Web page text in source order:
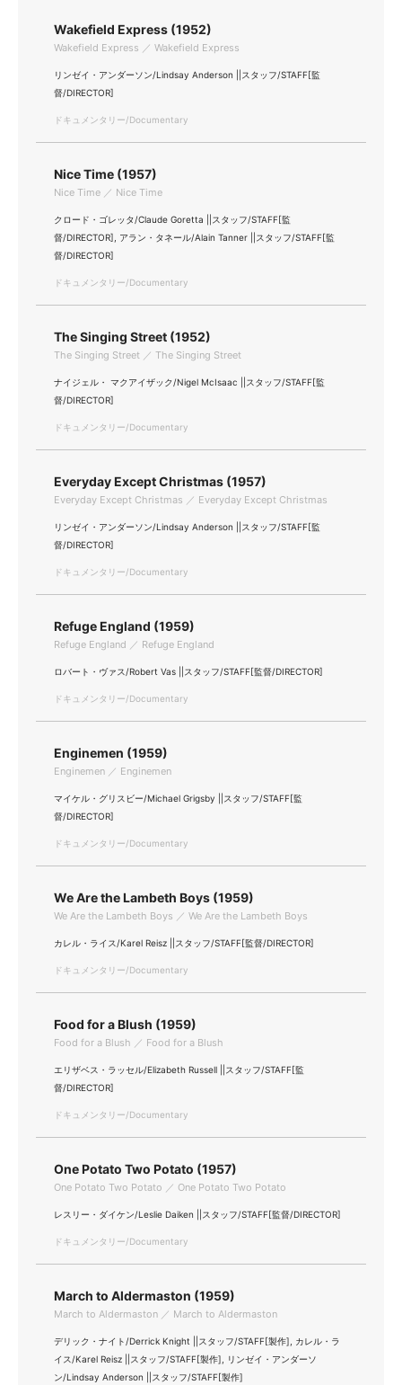
Wakefield Express (1952)
Wakefield Express ／ Wakefield Express
リンゼイ・アンダーソン/Lindsay Anderson ||スタッフ/STAFF[監
督/DIRECTOR]
ドキュメンタリー/Documentary
Nice Time (1957)
Nice Time ／ Nice Time
クロード・ゴレッタ/Claude Goretta ||スタッフ/STAFF[監
督/DIRECTOR], アラン・タネール/Alain Tanner ||スタッフ/STAFF[監
督/DIRECTOR]
ドキュメンタリー/Documentary
The Singing Street (1952)
The Singing Street ／ The Singing Street
ナイジェル・ マクアイザック/Nigel McIsaac ||スタッフ/STAFF[監
督/DIRECTOR]
ドキュメンタリー/Documentary
Everyday Except Christmas (1957)
Everyday Except Christmas ／ Everyday Except Christmas
リンゼイ・アンダーソン/Lindsay Anderson ||スタッフ/STAFF[監
督/DIRECTOR]
ドキュメンタリー/Documentary
Refuge England (1959)
Refuge England ／ Refuge England
ロバート・ヴァス/Robert Vas ||スタッフ/STAFF[監督/DIRECTOR]
ドキュメンタリー/Documentary
Enginemen (1959)
Enginemen ／ Enginemen
マイケル・グリスビー/Michael Grigsby ||スタッフ/STAFF[監
督/DIRECTOR]
ドキュメンタリー/Documentary
We Are the Lambeth Boys (1959)
We Are the Lambeth Boys ／ We Are the Lambeth Boys
カレル・ライス/Karel Reisz ||スタッフ/STAFF[監督/DIRECTOR]
ドキュメンタリー/Documentary
Food for a Blush (1959)
Food for a Blush ／ Food for a Blush
エリザベス・ラッセル/Elizabeth Russell ||スタッフ/STAFF[監
督/DIRECTOR]
ドキュメンタリー/Documentary
One Potato Two Potato (1957)
One Potato Two Potato ／ One Potato Two Potato
レスリー・ダイケン/Leslie Daiken ||スタッフ/STAFF[監督/DIRECTOR]
ドキュメンタリー/Documentary
March to Aldermaston (1959)
March to Aldermaston ／ March to Aldermaston
デリック・ナイト/Derrick Knight ||スタッフ/STAFF[製作], カレル・ラ
イス/Karel Reisz ||スタッフ/STAFF[製作], リンゼイ・アンダーソ
ン/Lindsay Anderson ||スタッフ/STAFF[製作]